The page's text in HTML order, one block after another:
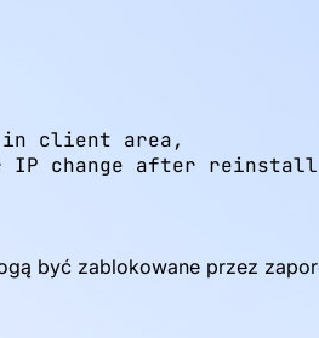
client area,
IP change after reinstall
być zablokowane przez